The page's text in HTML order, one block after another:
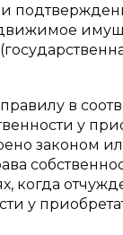
в
у
законом
когда
у